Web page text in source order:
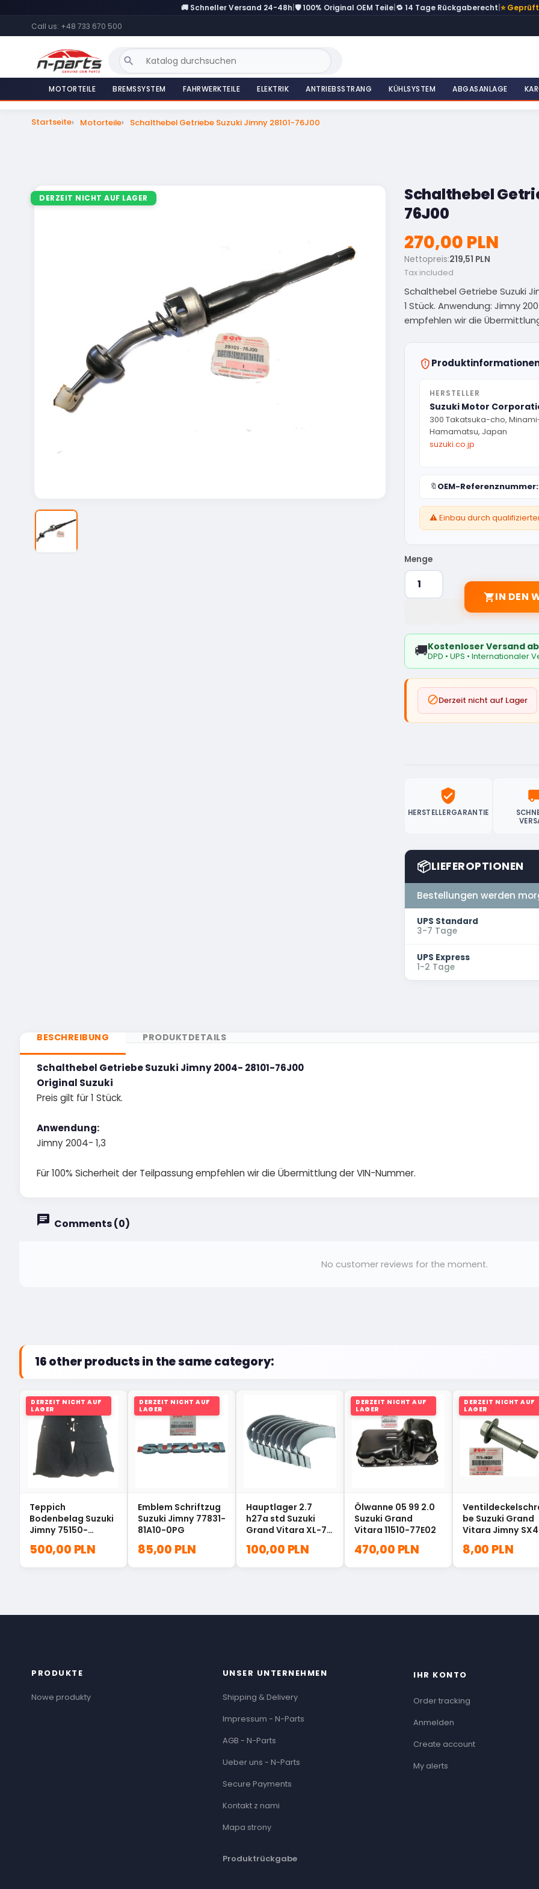
🚚 Schneller Versand 24-48h 🛡️ 100% Original OEM Teile 🔁 14 Tage Rückgaberecht ⭐
Call us: +48 733 670 500
search
MOTORTEILE BREMSSYSTEM FAHRWERKTEILE ELEKTRIK ANTRIEBSSTRANG KÜHLSYSTEM ABGASANLAGE
Startseite Motorteile Schalthebel Getriebe Suzuki Jimny 28101-76J00
DERZEIT NICHT AUF LAGER
Schalthebel
76J00
270,00 PLN
Nettopreis:219,51 PLN
Tax included
Schalthebel Getriebe Suzuki
1 Stück. Anwendung: Jimny
empfehlen wir die
Produktinformationen
HERSTELLER
Suzuki Motor
300 Takatsuka-cho,
Hamamatsu, Japan
suzuki.co.jp
🔖 OEM-Referenznummer:
⚠️ Einbau durch
Menge
IN DEN
🚚Kostenloser Versand
DPD • UPS • Internationaler
Derzeit nicht auf Lager
verified_user
HERSTELLERGARANTIE
📦LIEFEROPTIONEN
Bestellungen werden
UPS Standard
3-7 Tage
UPS Express
1-2 Tage
BESCHREIBUNG PRODUKTDETAILS
Schalthebel Getriebe Suzuki Jimny 2004- 28101-76J00
Original Suzuki
Preis gilt für 1 Stück.
Anwendung:
Jimny 2004- 1,3
Für 100% Sicherheit der Teilpassung empfehlen wir die Übermittlung der VIN-Nummer.
Comments (0)
No customer reviews for the moment.
16 other products in the same category:
DERZEIT NICHT AUF
LAGER
Teppich
Bodenbelag Suzuki
Jimny 75150-
500,00 PLN
DERZEIT NICHT AUF
LAGER
Emblem Schriftzug
Suzuki Jimny 77831-
81A10-0PG
85,00 PLN
Hauptlager 2.7
h27a std Suzuki
Grand Vitara XL-7
100,00 PLN
DERZEIT NICHT AUF
LAGER
Ölwanne 05 99 2.0
Suzuki Grand
Vitara 11510-77E02
470,00 PLN
DERZEIT NICHT AUF
LAGER
be Suzuki Grand
Vitara Jimny SX4
8,00 PLN
PRODUKTE
Nowe produkty
UNSER UNTERNEHMEN
Shipping & Delivery
Impressum - N-Parts
AGB - N-Parts
Ueber uns - N-Parts
Secure Payments
Kontakt z nami
Mapa strony
Produktrückgabe
IHR KONTO
Order tracking
Anmelden
Create account
My alerts